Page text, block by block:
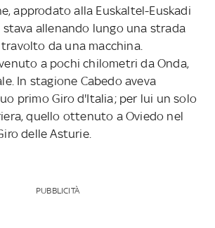
approdato alla Euskaltel-Euskadi
stava allenando lungo una strada
da una macchina.
a pochi chilometri da Onda,
In stagione Cabedo aveva
primo Giro d'Italia; per lui un solo
quello ottenuto a Oviedo nel
delle Asturie.
PUBBLICITÀ